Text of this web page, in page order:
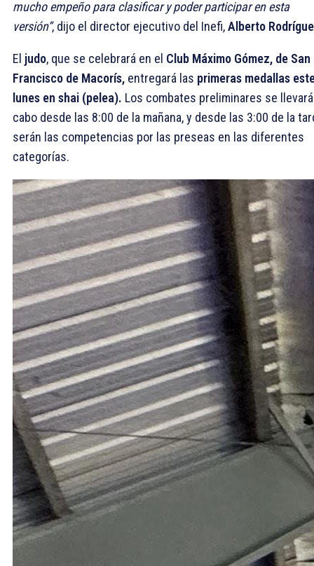
mucho empeño para clasificar y poder participar en esta
versión”, dijo el director ejecutivo del Inefi,Alberto
El judo, que se celebrará en el Club Máximo Gómez, de San
Francisco de Macorís, entregará las primeras medallas
lunes en shai (pelea). Los combates preliminares se
cabo desde las 8:00 de la mañana, y desde las 3:00 de la
serán las competencias por las preseas en las diferentes
categorías.